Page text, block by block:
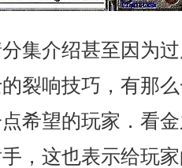
集介绍甚至因为
裂响技巧，有那
希望的玩家．看
，这也表示给玩